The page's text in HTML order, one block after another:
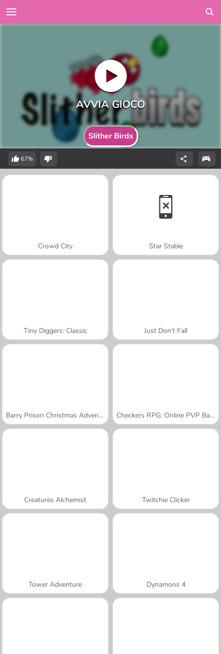
Slither Birds
67%
Crowd City Star Stable
Tiny Diggers: Classic Just Don't Fall
Barry Prison Christmas Adventure Checkers RPG: Online PVP Battle
Creatures Alchemist Twitchie Clicker
Tower Adventure Dynamons 4